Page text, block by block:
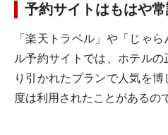
予約サイトはもはや
「楽天トラベル」や「じゃ
ル予約サイトでは、ホテル
り引かれたプランで人気を
度は利用されたことがあるの